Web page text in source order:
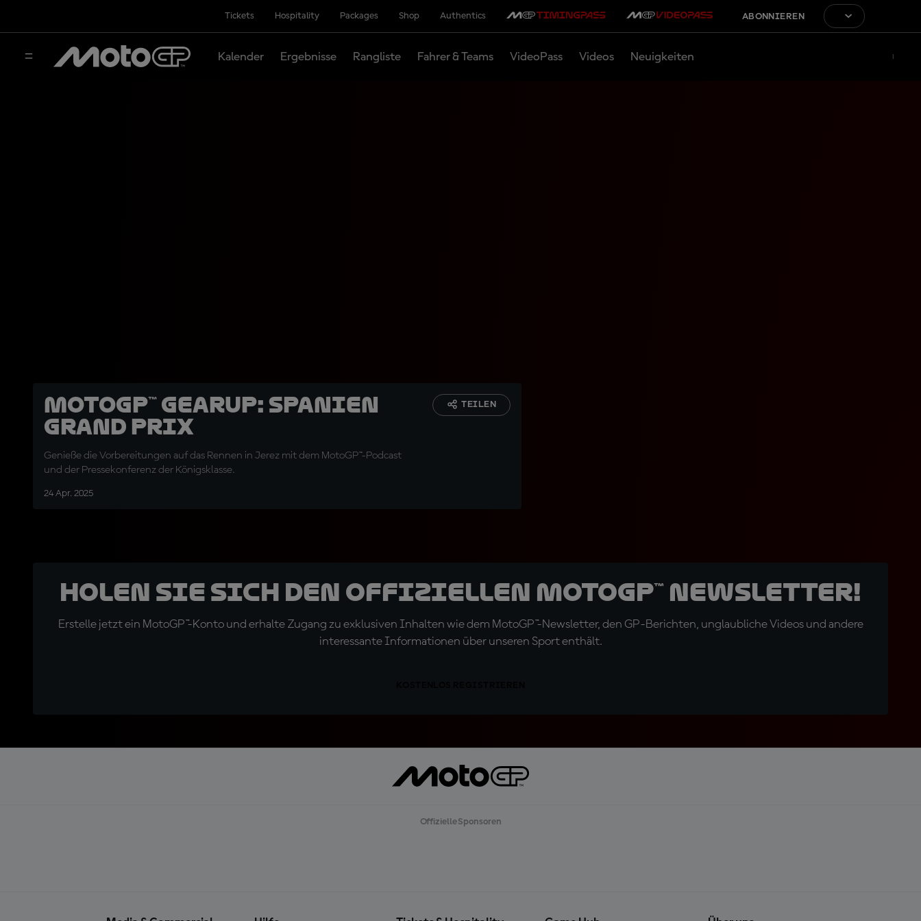
Tickets Hospitality Packages Shop Authentics ABONNIEREN
Kalender Ergebnisse Rangliste Fahrer & Teams VideoPass Videos Neuigkeiten
MotoGP™ GearUP: Spanien
Grand Prix
Genieße die Vorbereitungen auf das Rennen in Jerez mit dem MotoGP™-Podcast
und der Pressekonferenz der Königsklasse.
24 Apr. 2025
TEILEN
Holen Sie sich den offiziellen MotoGP™ Newsletter!
Erstelle jetzt ein MotoGP™-Konto und erhalte Zugang zu exklusiven Inhalten wie dem MotoGP™-Newsletter, den GP-Berichten, unglaubliche Videos und andere
interessante Informationen über unseren Sport enthält.
Offizielle Sponsoren